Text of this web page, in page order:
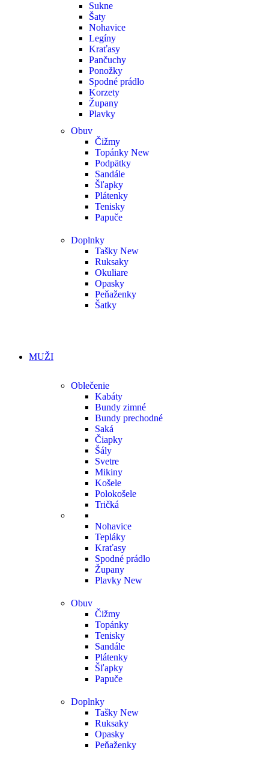
Sukne
Šaty
Nohavice
Legíny
Kraťasy
Pančuchy
Ponožky
Spodné prádlo
Korzety
Župany
Plavky
Obuv
Čižmy
Topánky New
Podpätky
Sandále
Šľapky
Plátenky
Tenisky
Papuče
Doplnky
Tašky New
Ruksaky
Okuliare
Opasky
Peňaženky
Šatky
MUŽI
Oblečenie
Kabáty
Bundy zimné
Bundy prechodné
Saká
Čiapky
Šály
Svetre
Mikiny
Košele
Polokošele
Tričká
Nohavice
Tepláky
Kraťasy
Spodné prádlo
Župany
Plavky New
Obuv
Čižmy
Topánky
Tenisky
Sandále
Plátenky
Šľapky
Papuče
Doplnky
Tašky New
Ruksaky
Opasky
Peňaženky